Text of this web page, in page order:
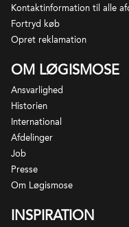
klassifikationen
Mouton-Rothschild,
i Bordeaux. Kun
appellationsnavnet,
Kontaktinformation til alle
Fortryd køb
Opret reklamation
OM LØGISMOSE
Ansvarlighed
Historien
International
Afdelinger
Job
Presse
Om Løgismose
INSPIRATION